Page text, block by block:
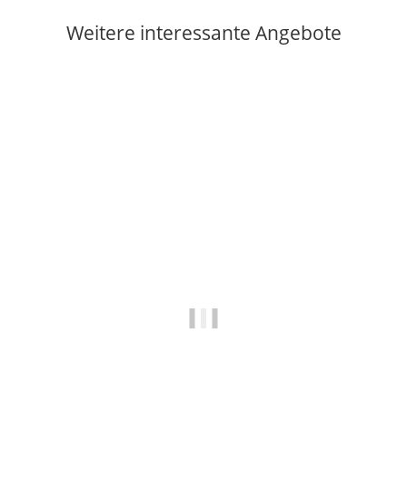
Weitere interessante Angebote